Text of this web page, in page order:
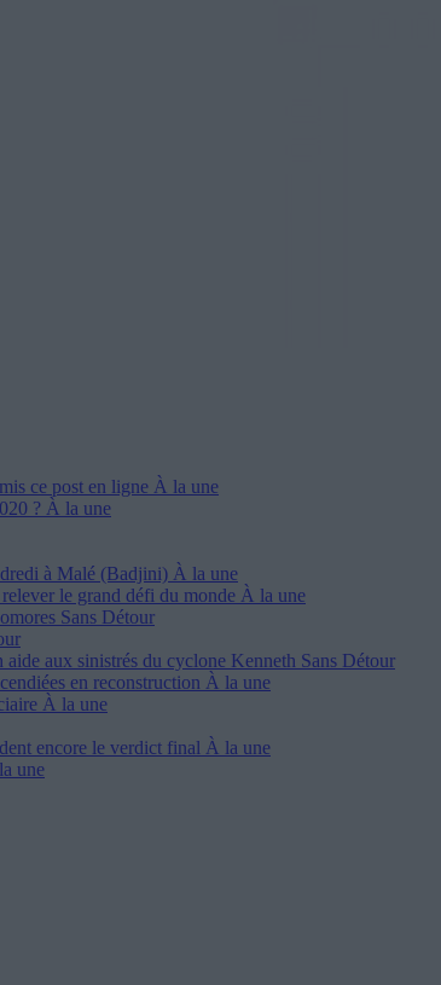
ce post en ligne À la une
? À la une
à Malé (Badjini) À la une
le grand défi du monde À la une
Sans Détour
aux sinistrés du cyclone Kenneth Sans Détour
en reconstruction À la une
À la une
encore le verdict final À la une
une